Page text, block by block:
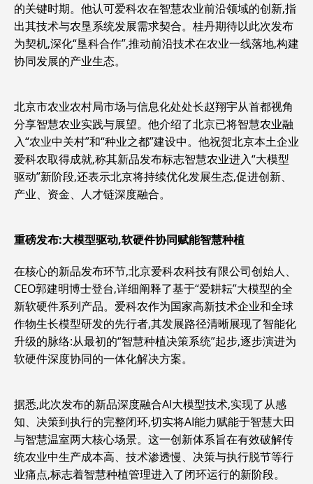
的关键时期。他认可爱科农在智慧农业前沿领域的创新,指
出其技术与农垦系统发展需求契合。桂丹期待以此次发布
为契机,深化“垦科合作”,推动前沿技术在农业一线落地,构建
协同发展的产业生态。
北京市农业农村局市场与信息化处处长赵翔宇从首都视角
分享智慧农业实践与展望。他介绍了北京已将智慧农业融
入“农业中关村”和“种业之都”建设中。他祝贺北京本土企业
爱科农取得成就,称其新品发布标志智慧农业进入“大模型
驱动”新阶段,还表示北京将持续优化发展生态,促进创新、
产业、资金、人才链深度融合。
重磅发布:大模型驱动,软硬件协同赋能智慧种植
在核心的新品发布环节,北京爱科农科技有限公司创始人、
CEO郭建明博士登台,详细阐释了基于“爱耕耘”大模型的全
新软硬件系列产品。爱科农作为国家高新技术企业和全球
作物生长模型研发的先行者,其发展路径清晰展现了智能化
升级的脉络:从最初的“智慧种植决策系统”起步,逐步演进为
软硬件深度协同的一体化解决方案。
据悉,此次发布的新品深度融合AI大模型技术,实现了从感
知、决策到执行的完整闭环,切实将AI能力赋能于智慧大田
与智慧温室两大核心场景。这一创新体系旨在有效破解传
统农业中生产成本高、技术渗透慢、决策与执行脱节等行
业痛点,标志着智慧种植管理进入了闭环运行的新阶段。